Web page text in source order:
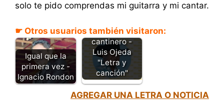
solo te pido comprendas mi guitarra y mi cantar.
☛ Otros usuarios también visitaron:
Igual que la
primera vez -
Ignacio Rondon
Sirva copas
cantinero -
Luis Ojeda
"Letra y
canción"
AGREGAR UNA LETRA O NOTICIA